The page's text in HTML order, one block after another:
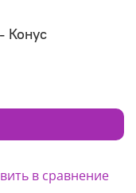
Конус
в сравнение